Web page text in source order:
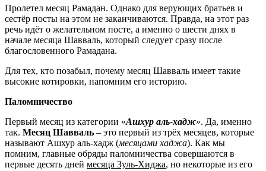
Пролетел месяц Рамадан. Однако для верующих братьев и
сестёр посты на этом не заканчиваются. Правда, на этот раз
речь идёт о желательном посте, а именно о шести днях в
начале месяца Шавваль, который следует сразу после
благословенного Рамадана.
Для тех, кто позабыл, почему месяц Шавваль имеет такие
высокие котировки, напомним его историю.
Паломничество
Первый месяц из категории «Ашхур аль-хадж». Да, именно
так. Месяц Шавваль – это первый из трёх месяцев, которые
называют Ашхур аль-хадж (месяцами хаджа). Как мы
помним, главные обряды паломничества совершаются в
первые десять дней месяца Зуль-Хиджа, но некоторые из его